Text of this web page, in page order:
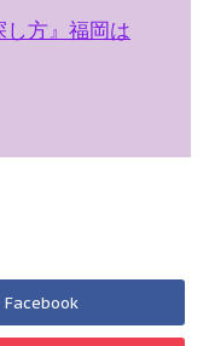
方』福岡は
Facebook